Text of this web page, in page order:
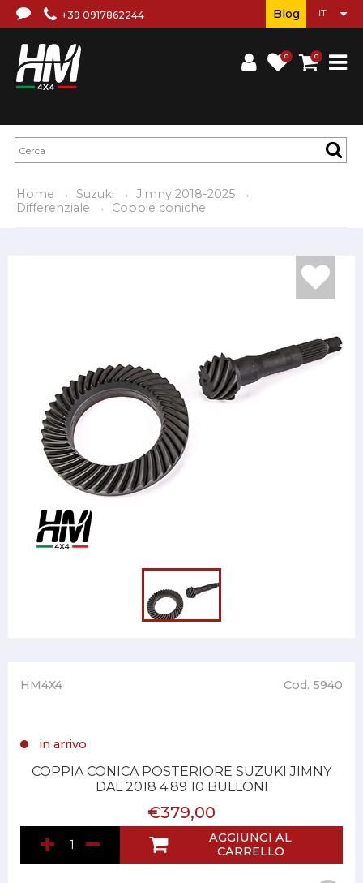
+39 0917862244
0 0
Blog
Home Suzuki
Jimny 2018-2025
Differenziale
Coppie coniche
HM4X4 Cod. 5940
in arrivo
COPPIA CONICA POSTERIORE SUZUKI JIMNY
DAL 2018 4.89 10 BULLONI
€379,00
AGGIUNGI AL
CARRELLO